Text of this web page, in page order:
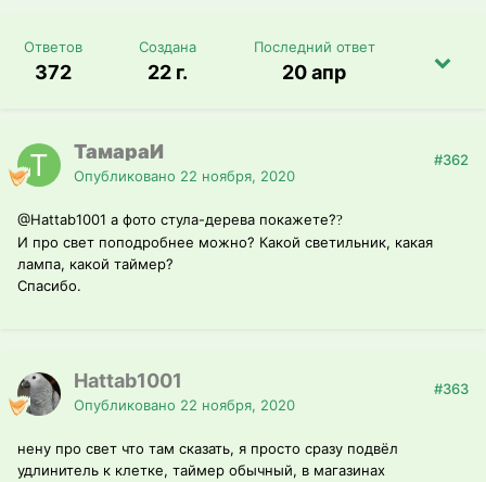
Ответов
372
Создана
22 г.
Последний ответ
20 апр
ТамараИ
Опубликовано 22 ноября, 2020
#362
@Hattab1001 а фото стула-дерева покажете??
И про свет поподробнее можно? Какой светильник, какая
лампа, какой таймер?
Спасибо.
Hattab1001
Опубликовано 22 ноября, 2020
#363
нену про свет что там сказать, я просто сразу подвёл
удлинитель к клетке, таймер обычный, в магазинах